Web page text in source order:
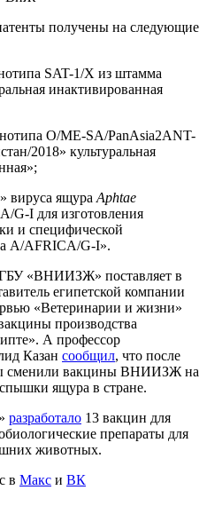
получены на следующие
SAT-1/X из штамма
инактивированная
O/ME-SA/PanAsia2ANT-
2018» культуральная
вируса ящура Aphtae
G-I для изготовления
и специфической
A/AFRICA/G-I».
«ВНИИЗЖ» поставляет в
египетской компании
«Ветеринарии и жизни»
производства
А профессор
Казан сообщил, что после
сменили вакцины ВНИИЗЖ на
ящура в стране.
разработало 13 вакцин для
препараты для
животных.
в Макс и ВК